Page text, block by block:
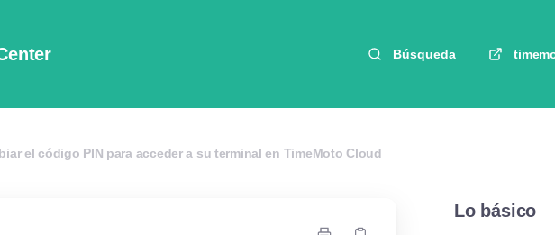
Búsqueda
el código PIN para acceder a su terminal en TimeMoto Cloud
Lo básico